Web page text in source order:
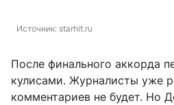
Источник: starhit.ru
После финального аккорда
кулисами. Журналисты уже
комментариев не будет. Но